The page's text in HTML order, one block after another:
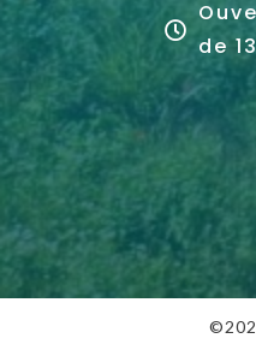
de